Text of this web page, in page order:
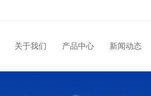
关于我们 产品中心 新闻动态